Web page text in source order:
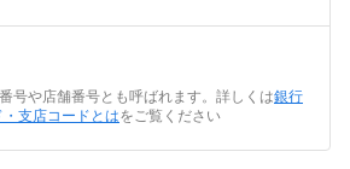
号や店舗番号とも呼ばれます。詳しくは銀行
・支店コードとはをご覧ください